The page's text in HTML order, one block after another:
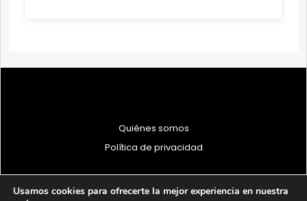
Quiénes somos
Política de privacidad
Usamos cookies para ofrecerte la mejor experiencia en nuestra